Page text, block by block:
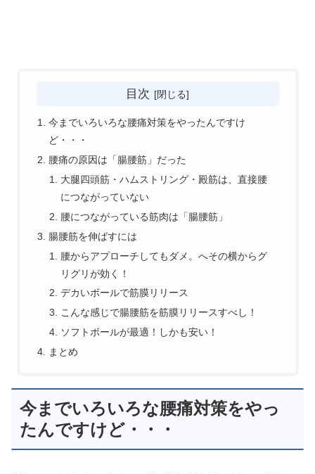
目次
今までいろいろな腰痛対策をやったんですけ
ど・・・
腰痛の原因は「腸腰筋」だった
大腿四頭筋・ハムストリング・殿筋は、直接腰
につながっていない
腰につながっている筋肉は「腸腰筋」
腸腰筋を伸ばすには
腰からアプローチしてもダメ。へその横からグ
リグリが効く！
デカいボールで筋膜リリース
こんな感じで腸腰筋を筋膜リリースすべし！
ソフトボールが最適！しかも安い！
まとめ
今までいろいろな腰痛対策をやっ
たんですけど・・・